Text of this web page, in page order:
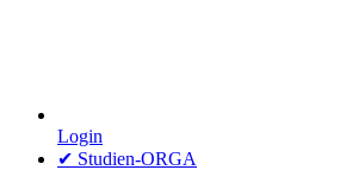
Login
✔ Studien-ORGA